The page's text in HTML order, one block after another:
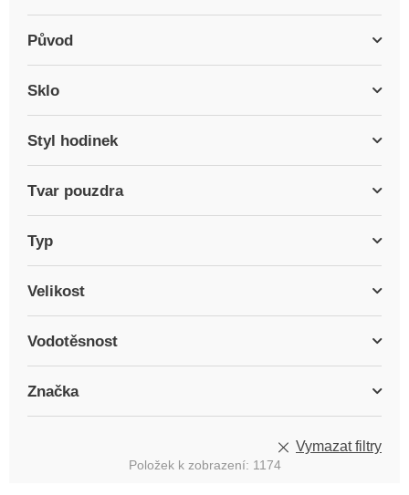
Původ
Sklo
Styl hodinek
Tvar pouzdra
Typ
Velikost
Vodotěsnost
Značka
Vymazat filtry
Položek k zobrazení: 1174